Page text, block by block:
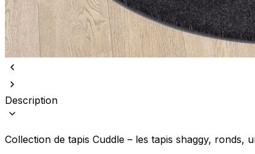
Description
Collection de tapis Cuddle – les tapis shaggy,
utilisation de leurs